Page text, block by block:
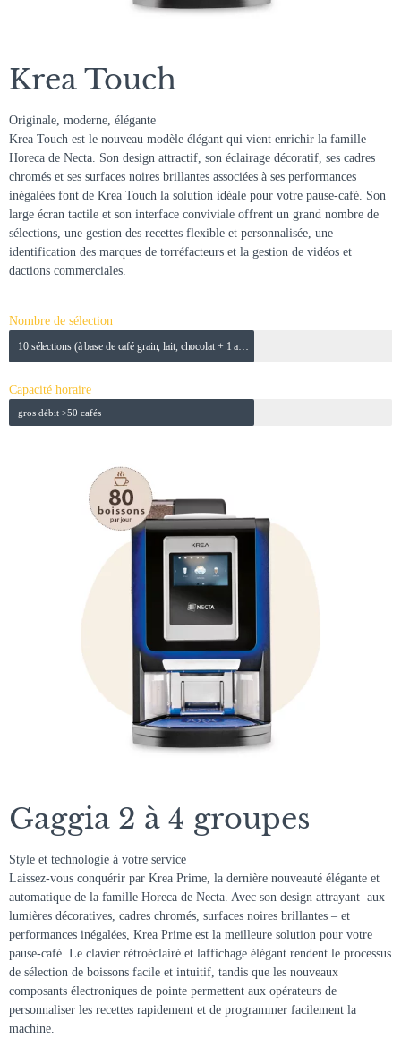
Krea Touch
Originale, moderne, élégante
Krea Touch est le nouveau modèle élégant qui vient enrichir la famille
Horeca de Necta. Son design attractif, son éclairage décoratif, ses cadres
chromés et ses surfaces noires brillantes associées à ses performances
inégalées font de Krea Touch la solution idéale pour votre pause-café. Son
large écran tactile et son interface conviviale offrent un grand nombre de
sélections, une gestion des recettes flexible et personnalisée, une
identification des marques de torréfacteurs et la gestion de vidéos et
dactions commerciales.
Nombre de sélection
Capacité horaire
gros débit >50 cafés
Gaggia 2 à 4 groupes
Style et technologie à votre service
Laissez-vous conquérir par Krea Prime, la dernière nouveauté élégante et
automatique de la famille Horeca de Necta. Avec son design attrayant  aux
lumières décoratives, cadres chromés, surfaces noires brillantes – et
performances inégalées, Krea Prime est la meilleure solution pour votre
pause-café. Le clavier rétroéclairé et laffichage élégant rendent le processus
de sélection de boissons facile et intuitif, tandis que les nouveaux
composants électroniques de pointe permettent aux opérateurs de
personnaliser les recettes rapidement et de programmer facilement la
machine.